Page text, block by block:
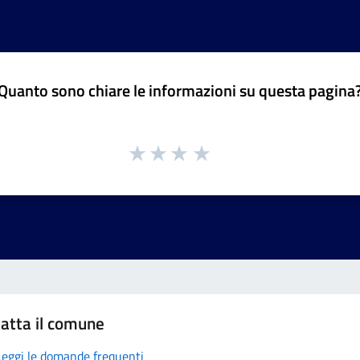
sono chiare le informazioni su questa
il comune
le domande frequenti